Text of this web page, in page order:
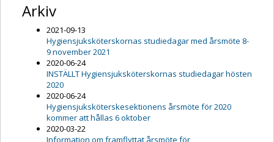
Arkiv
2021-09-13
Hygiensjuksköterskornas studiedagar med årsmöte 8-
9 november 2021
2020-06-24
INSTÄLLT Hygiensjuksköterskornas studiedagar hösten
2020
2020-06-24
Hygiensjuksköterskesektionens årsmöte för 2020
kommer att hållas 6 oktober
2020-03-22
Information om framflyttat årsmöte för